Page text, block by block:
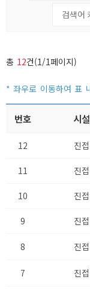
총 12건(1/1페이지)
번호 시설
12 진접
11 진접
10 진접
9 진접
8 진접
7 진접